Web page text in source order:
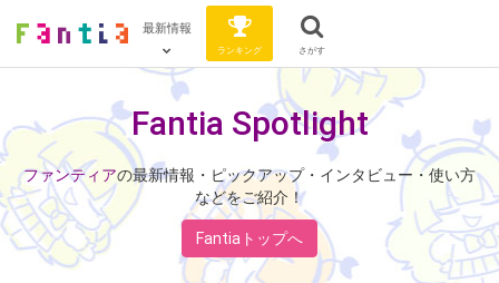
最新情報
ランキング さがす
Fantia Spotlight
ファンティアの最新情報・ピックアップ・インタビュー・使い方
などをご紹介！
Fantiaトップへ